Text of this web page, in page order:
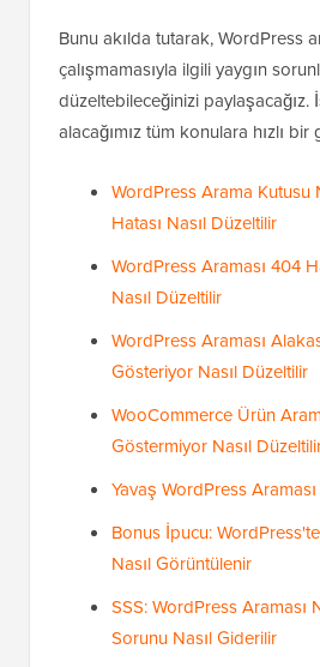
Bunu akılda tutarak, WordPress
çalışmamasıyla ilgili yaygın
düzeltebileceğinizi
alacağımız tüm konulara hızlı bir
WordPress Arama
Hatası Nasıl Düzeltilir
WordPress Araması 404
Nasıl Düzeltilir
WordPress Araması
Gösteriyor Nasıl Düzeltilir
WooCommerce Ürün
Göstermiyor Nasıl
Yavaş WordPress
Bonus İpucu:
Nasıl Görüntülenir
SSS: WordPress Araması
Sorunu Nasıl Giderilir